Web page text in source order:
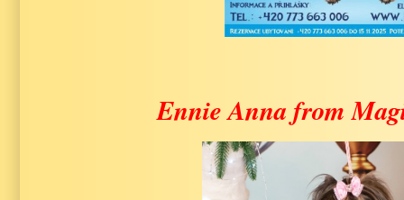
Ennie Anna from